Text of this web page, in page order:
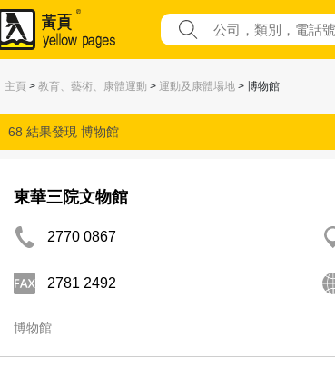
主頁 > 教育、藝術、康體運動 > 運動及康體場地 > 博物館
68 結果發現 博物館
東華三院文物館
2770 0867
2781 2492
博物館